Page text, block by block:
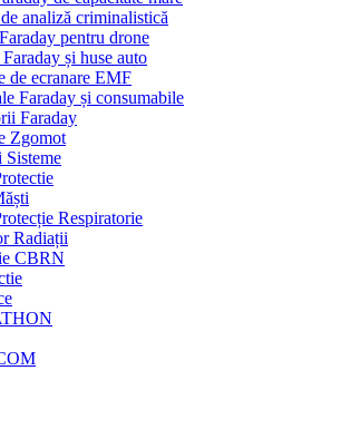
analiză criminalistică
pentru drone
și huse auto
de ecranare EMF
Faraday și consumabile
Faraday
Zgomot
Sisteme
Respiratorie
Radiații
CBRN